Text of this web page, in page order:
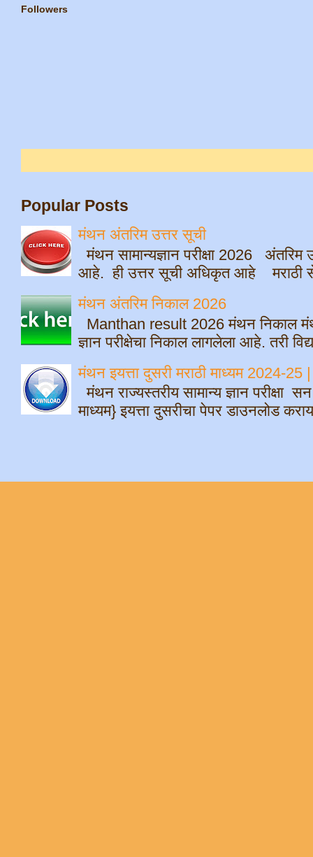
Followers
Popular Posts
मंथन अंतरिम उत्तर सूची
मंथन सामान्यज्ञान परीक्षा 2026
आहे. ही उत्तर सूची अधिकृत आहे मराठी
मंथन अंतरिम निकाल 2026
Manthan result 2026 मंथन निकाल
ज्ञान परीक्षेचा निकाल लागलेला आहे. तरी
मंथन इयत्ता दुसरी मराठी माध्यम 2024-
मंथन राज्यस्तरीय सामान्य ज्ञान परीक्षा
माध्यम} इयत्ता दुसरीचा पेपर डाउनलोड